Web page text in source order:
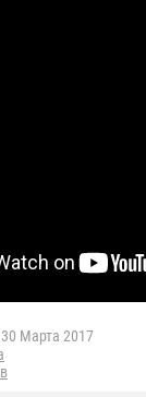
30 Марта 2017